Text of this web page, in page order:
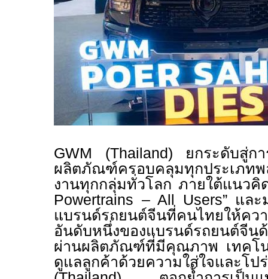
GWM (Thailand) ยกระดับสู่ก
ผลิตภัณฑ์ครอบคลุมทุกประเภท
งานทุกกลุ่มทั่วโลก ภายใต้แนวคิ
Powertrains – All Users” และ
แบรนด์รถยนต์จีนที่คนไทยให้คว
อันดับหนึ่งของแบรนด์รถยนต์จีน
ผ่านผลิตภัณฑ์ที่มีคุณภาพ เทคโ
ดูแลลูกค้าด้วยความใส่ใจแล